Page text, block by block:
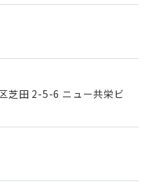
芝田 2-5-6 ニュー共栄ビ